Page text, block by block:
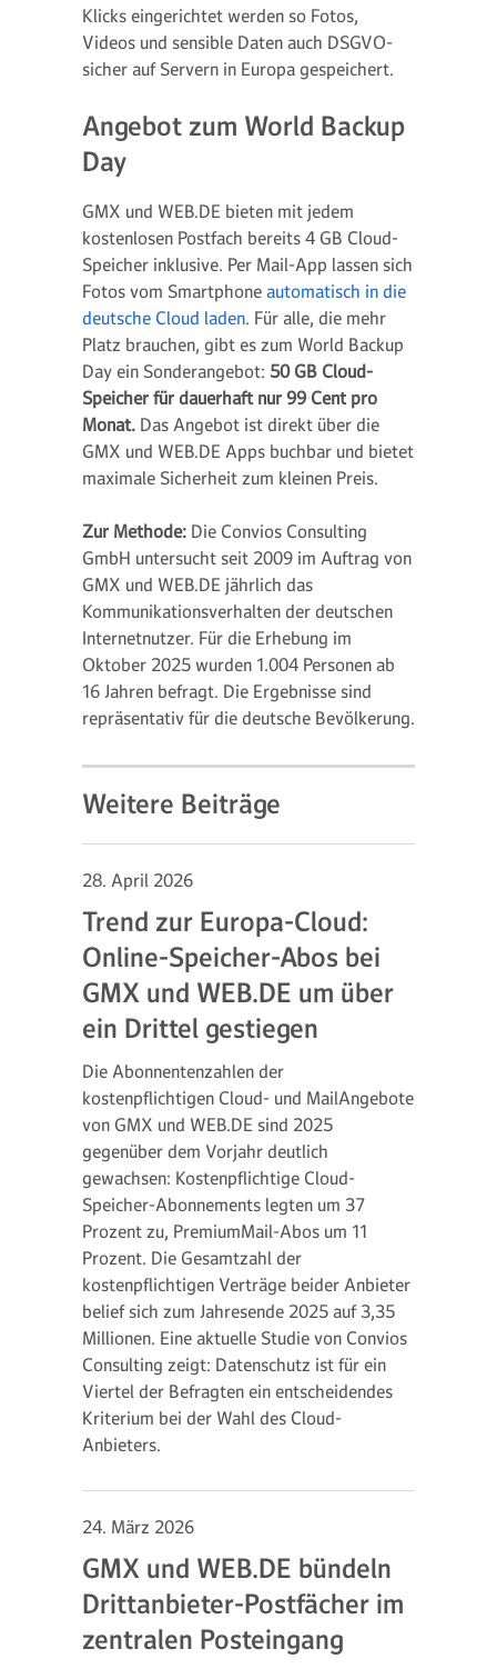
Klicks eingerichtet werden so Fotos,
Videos und sensible Daten auch DSGVO-
sicher auf Servern in Europa gespeichert.
Angebot zum World Backup
Day
GMX und WEB.DE bieten mit jedem
kostenlosen Postfach bereits 4 GB Cloud-
Speicher inklusive. Per Mail-App lassen sich
Fotos vom Smartphone automatisch in die
deutsche Cloud laden. Für alle, die mehr
Platz brauchen, gibt es zum World Backup
Day ein Sonderangebot: 50 GB Cloud-
Speicher für dauerhaft nur 99 Cent pro
Monat. Das Angebot ist direkt über die
GMX und WEB.DE Apps buchbar und bietet
maximale Sicherheit zum kleinen Preis.
Zur Methode: Die Convios Consulting
GmbH untersucht seit 2009 im Auftrag von
GMX und WEB.DE jährlich das
Kommunikationsverhalten der deutschen
Internetnutzer. Für die Erhebung im
Oktober 2025 wurden 1.004 Personen ab
16 Jahren befragt. Die Ergebnisse sind
repräsentativ für die deutsche Bevölkerung.
Weitere Beiträge
28. April 2026
Trend zur Europa-Cloud:
Online-Speicher-Abos bei
GMX und WEB.DE um über
ein Drittel gestiegen
Die Abonnentenzahlen der
kostenpflichtigen Cloud- und MailAngebote
von GMX und WEB.DE sind 2025
gegenüber dem Vorjahr deutlich
gewachsen: Kostenpflichtige Cloud-
Speicher-Abonnements legten um 37
Prozent zu, PremiumMail-Abos um 11
Prozent. Die Gesamtzahl der
kostenpflichtigen Verträge beider Anbieter
belief sich zum Jahresende 2025 auf 3,35
Millionen. Eine aktuelle Studie von Convios
Consulting zeigt: Datenschutz ist für ein
Viertel der Befragten ein entscheidendes
Kriterium bei der Wahl des Cloud-
Anbieters.
24. März 2026
GMX und WEB.DE bündeln
Drittanbieter-Postfächer im
zentralen Posteingang